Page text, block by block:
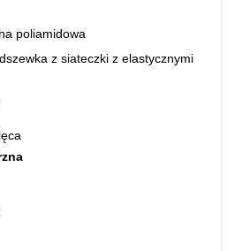
poliamidowa
z siateczki z elastycznymi